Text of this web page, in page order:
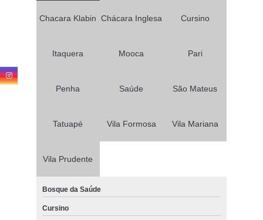
Chacara Klabin Chácara Inglesa Cursino
Itaquera Mooca Pari
Penha Saúde São Mateus
Tatuapé Vila Formosa Vila Mariana
Vila Prudente
Bosque da Saúde
Cursino